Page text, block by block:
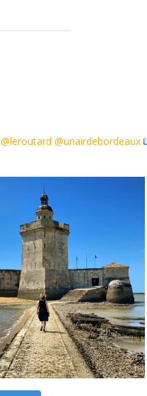
@unairdebordeaux